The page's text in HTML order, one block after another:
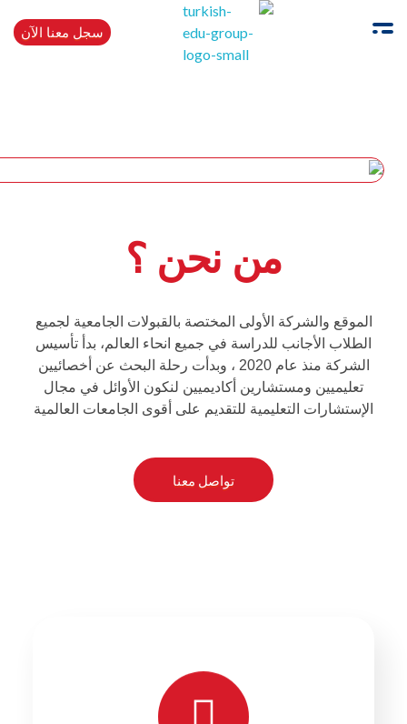
سجل معنا الآن
من نحن ؟
الموقع والشركة الأولى المختصة بالقبولات الجامعية لجميع
الطلاب الأجانب للدراسة في جميع انحاء العالم، بدأ تأسيس
الشركة منذ عام 2020 ، وبدأت رحلة البحث عن أخصائيين
تعليميين ومستشارين أكاديميين لنكون الأوائل في مجال
الإستشارات التعليمية للتقديم على أقوى الجامعات العالمية
تواصل معنا